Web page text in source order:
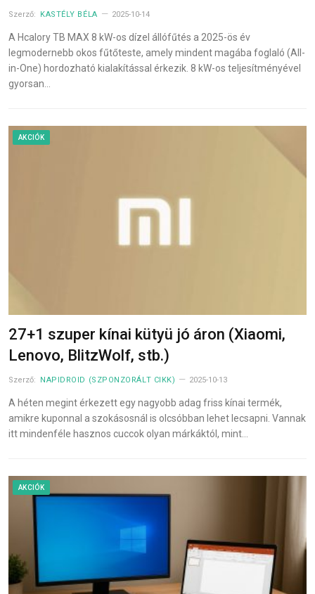
Szerző: KASTÉLY BÉLA 2025-10-14
A Hcalory TB MAX 8 kW-os dízel állófűtés a 2025-ös év
legmodernebb okos fűtőteste, amely mindent magába foglaló (All-
in-One) hordozható kialakítással érkezik. 8 kW-os teljesítményével
gyorsan…
AKCIÓK
27+1 szuper kínai kütyü jó áron (Xiaomi,
Lenovo, BlitzWolf, stb.)
Szerző: NAPIDROID (SZPONZORÁLT CIKK) 2025-10-13
A héten megint érkezett egy nagyobb adag friss kínai termék,
amikre kuponnal a szokásosnál is olcsóbban lehet lecsapni. Vannak
itt mindenféle hasznos cuccok olyan márkáktól, mint…
AKCIÓK